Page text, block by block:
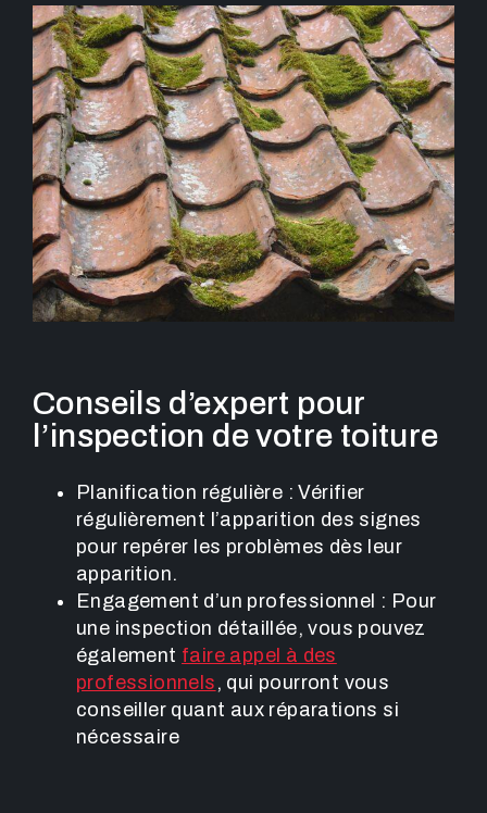
Conseils d’expert pour
l’inspection de votre toiture
Planification régulière : Vérifier
régulièrement l’apparition des signes
pour repérer les problèmes dès leur
apparition.
Engagement d’un professionnel : Pour
une inspection détaillée, vous pouvez
également faire appel à des
professionnels , qui pourront vous
conseiller quant aux réparations si
nécessaire